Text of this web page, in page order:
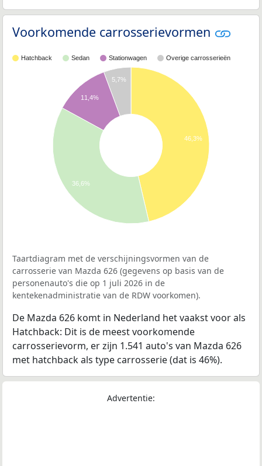
Voorkomende carrosserievormen
Hatchback Sedan Stationwagen Overige carrosserieën
46,3%
5,7%
11,4%
36,6%
Taartdiagram met de verschijningsvormen van de
carrosserie van Mazda 626 (gegevens op basis van de
personenauto's die op 1 juli 2026 in de
kentekenadministratie van de RDW voorkomen).
De Mazda 626 komt in Nederland het vaakst voor als
Hatchback: Dit is de meest voorkomende
carrosserievorm, er zijn 1.541 auto's van Mazda 626
met hatchback als type carrosserie (dat is 46%).
Advertentie: